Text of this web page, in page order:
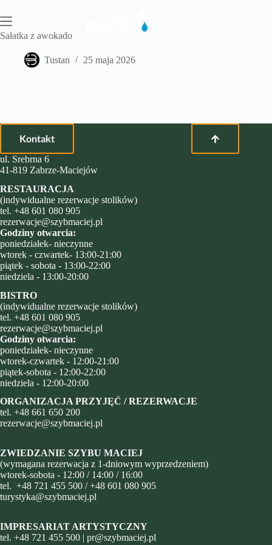
do
treści
Sałatka z awokado
Tustan 25 maja 2026
Kontakt
ul. Srebrna 6
41-819 Zabrze-Maciejów
RESTAURACJA
(indywidualne rezerwacje stolików)
tel. +48 601 080 905
rezerwacje@szybmaciej.pl
Godziny otwarcia:
poniedziałek- nieczynne
wtorek - czwartek- 13:00-21:00
piątek - sobota - 13:00-22:00
niedziela - 13:00-20:00
BISTRO
(indywidualne rezerwacje stolików)
tel. +48 601 080 905
rezerwacje@szybmaciej.pl
Godziny otwarcia:
poniedziałek- nieczynne
wtorek-czwartek - 12:00-21:00
piątek-sobota - 12:00-22:00
niedziela - 12:00-20:00
ORGANIZACJA PRZYJĘĆ / REZERWACJE
tel. +48 661 650 200
rezerwacje@szybmaciej.pl
ZWIEDZANIE SZYBU MACIEJ
(wymagana rezerwacja z 1-dniowym wyprzedzeniem)
wtorek-sobota - 12:00 / 14:00 / 16:00
tel. +48 721 455 500 /+48 601 080 905
turystyka@szybmaciej.pl
IMPRESARIAT ARTYSTYCZNY
tel. +48 721 455 500 | pr@szybmaciej.pl